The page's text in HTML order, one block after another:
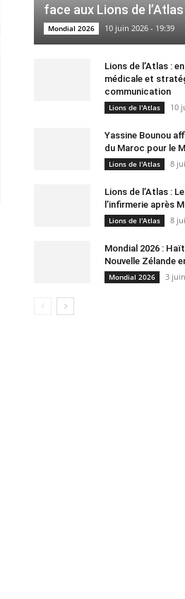
face aux Lions de l’Atlas
Mondial 2026 10 juin 2026 - 19:39
Lions de l’Atlas :
médicale et
communication
Lions de l'Atlas 10
Yassine Bounou
du Maroc pour le
Lions de l'Atlas 8
Lions de l’Atlas :
l’infirmerie après
Lions de l'Atlas 8
Mondial 2026 :
Nouvelle Zélande
Mondial 2026 3